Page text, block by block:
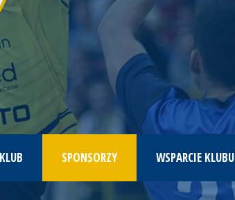
KLUB SPONSORZY WSPARCIE KLUBU